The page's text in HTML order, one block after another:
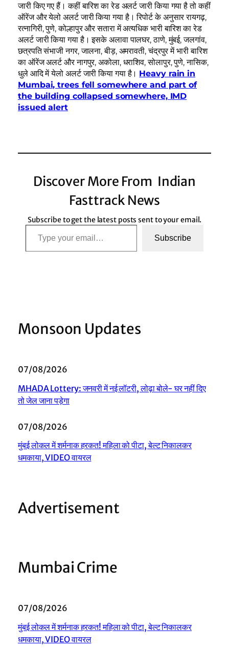
जारी किए गए हैं। कहीं बारिश का रेड अलर्ट जारी किया गया है तो कहीं
ऑरेंज और येलो अलर्ट जारी किया गया है। रिपोर्ट के अनुसार रायगढ़,
रत्नागिरी, पुणे, कोल्हापुर और सतारा में अत्यधिक भारी बारिश का रेड
अलर्ट जारी किया गया है। इसके अलावा पालघर, ठाणे, मुंबई, जलगांव,
छत्रपति संभाजी नगर, जालना, बीड़, अमरावती, चंद्रपुर में भारी बारिश
का ऑरेंज अलर्ट और नागपुर, अकोला, धराशिव, सोलापुर, पुणे, नासिक,
धुले आदि में येलो अलर्ट जारी किया गया है। Heavy rain in
Mumbai, trees fell somewhere and part of
the building collapsed somewhere, IMD
issued alert
Discover More From Indian
Fasttrack News
Subscribe to get the latest posts sent to your email.
Type your email…
Subscribe
Monsoon Updates
07/08/2026
MHADA Lottery: जनवरी में नई लॉटरी, लोढ़ा बोले- घर नहीं दिए
तो जेल जाना पड़ेगा
07/08/2026
मुंबई लोकल में शर्मनाक हरकत! महिला को पीटा, बेल्ट निकालकर
धमकाया, VIDEO वायरल
Advertisement
Mumbai Crime
07/08/2026
मुंबई लोकल में शर्मनाक हरकत! महिला को पीटा, बेल्ट निकालकर
धमकाया, VIDEO वायरल